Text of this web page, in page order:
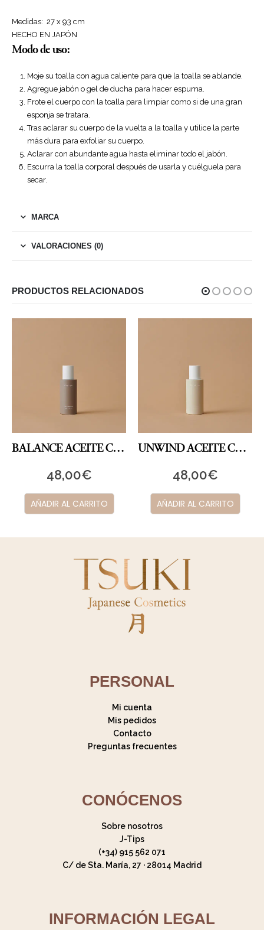
Medidas: 27 x 93 cm
HECHO EN JAPÓN
Modo de uso:
Moje su toalla con agua caliente para que la toalla se ablande.
Agregue jabón o gel de ducha para hacer espuma.
Frote el cuerpo con la toalla para limpiar como si de una gran
esponja se tratara.
Tras aclarar su cuerpo de la vuelta a la toalla y utilice la parte
más dura para exfoliar su cuerpo.
Aclarar con abundante agua hasta eliminar todo el jabón.
Escurra la toalla corporal después de usarla y cuélguela para
secar.
MARCA
VALORACIONES (0)
PRODUCTOS RELACIONADOS
BALANCE ACEITE CORPORAL
48,00€
AÑADIR AL CARRITO
UNWIND ACEITE CORPORAL
48,00€
AÑADIR AL CARRITO
PERSONAL
Mi cuenta
Mis pedidos
Contacto
Preguntas frecuentes
CONÓCENOS
Sobre nosotros
J-Tips
(+34) 915 562 071
C/ de Sta. María, 27 · 28014 Madrid
INFORMACIÓN LEGAL